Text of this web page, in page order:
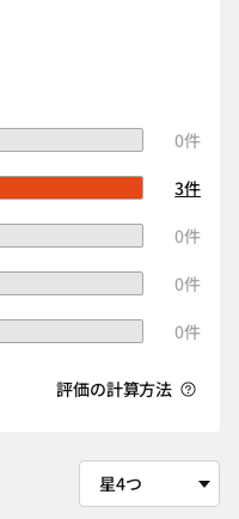
0件
3件
0件
0件
0件
評価の計算方法